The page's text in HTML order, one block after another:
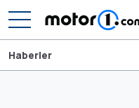
Haberler